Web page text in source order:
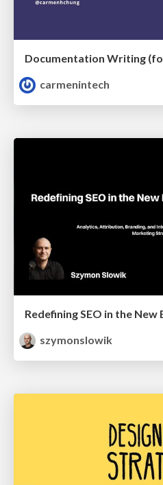
Documentation Writing
carmenintech
szymonslowik